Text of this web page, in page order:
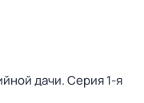
дачи. Серия 1-я